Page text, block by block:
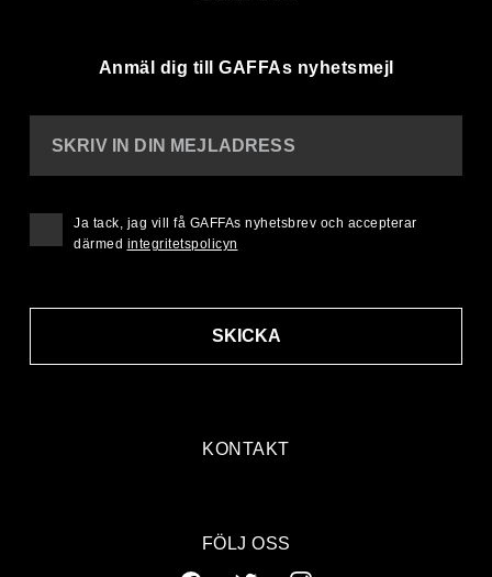
Anmäl dig till GAFFAs nyhetsmejl
KONTAKT
SKRIV IN DIN MEJLADRESS
SKICKA
Ja tack, jag vill få GAFFAs nyhetsbrev och accepterar
därmed integritetspolicyn
FÖLJ OSS